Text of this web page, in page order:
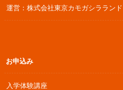
運営：株式会社東京カモガシラランド
お申込み
入学体験講座